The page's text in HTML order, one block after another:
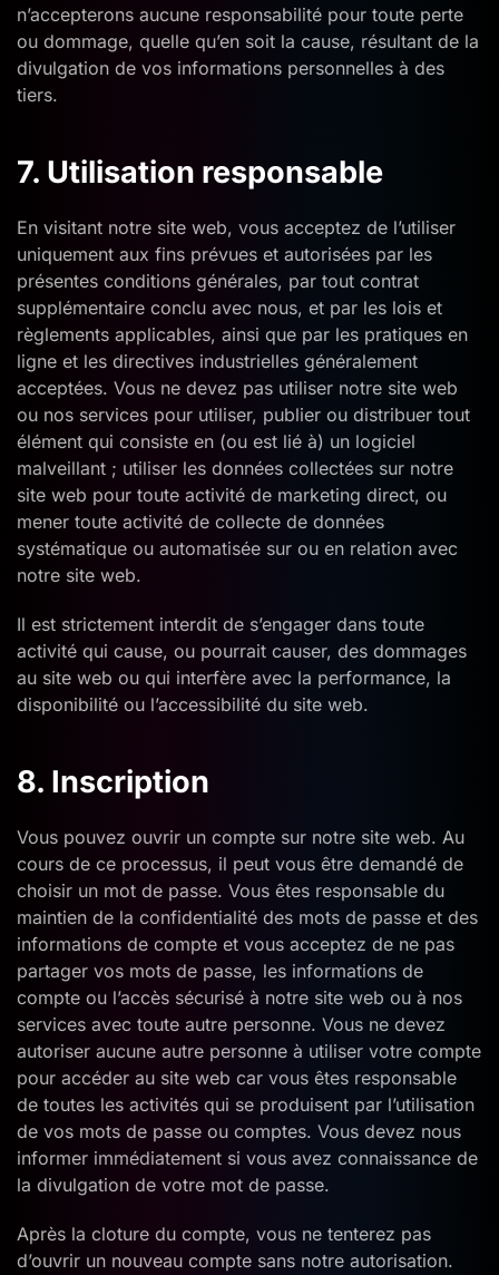
n’accepterons aucune responsabilité pour toute perte
ou dommage, quelle qu’en soit la cause, résultant de la
divulgation de vos informations personnelles à des
tiers.
7. Utilisation responsable
En visitant notre site web, vous acceptez de l’utiliser
uniquement aux fins prévues et autorisées par les
présentes conditions générales, par tout contrat
supplémentaire conclu avec nous, et par les lois et
règlements applicables, ainsi que par les pratiques en
ligne et les directives industrielles généralement
acceptées. Vous ne devez pas utiliser notre site web
ou nos services pour utiliser, publier ou distribuer tout
élément qui consiste en (ou est lié à) un logiciel
malveillant ; utiliser les données collectées sur notre
site web pour toute activité de marketing direct, ou
mener toute activité de collecte de données
systématique ou automatisée sur ou en relation avec
notre site web.
Il est strictement interdit de s’engager dans toute
activité qui cause, ou pourrait causer, des dommages
au site web ou qui interfère avec la performance, la
disponibilité ou l’accessibilité du site web.
8. Inscription
Vous pouvez ouvrir un compte sur notre site web. Au
cours de ce processus, il peut vous être demandé de
choisir un mot de passe. Vous êtes responsable du
maintien de la confidentialité des mots de passe et des
informations de compte et vous acceptez de ne pas
partager vos mots de passe, les informations de
compte ou l’accès sécurisé à notre site web ou à nos
services avec toute autre personne. Vous ne devez
autoriser aucune autre personne à utiliser votre compte
pour accéder au site web car vous êtes responsable
de toutes les activités qui se produisent par l’utilisation
de vos mots de passe ou comptes. Vous devez nous
informer immédiatement si vous avez connaissance de
la divulgation de votre mot de passe.
Après la cloture du compte, vous ne tenterez pas
d’ouvrir un nouveau compte sans notre autorisation.